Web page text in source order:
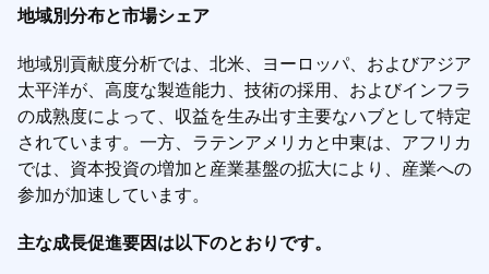
地域別分布と市場シェア
地域別貢献度分析では、北米、ヨーロッパ、およびアジア
太平洋が、高度な製造能力、技術の採用、およびインフラ
の成熟度によって、収益を生み出す主要なハブとして特定
されています。一方、ラテンアメリカと中東は、アフリカ
では、資本投資の増加と産業基盤の拡大により、産業への
参加が加速しています。
主な成長促進要因は以下のとおりです。